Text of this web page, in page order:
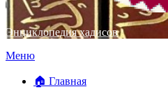
Энциклопедия хадисов
Перейти
содержимому
Меню
🏠 Главная